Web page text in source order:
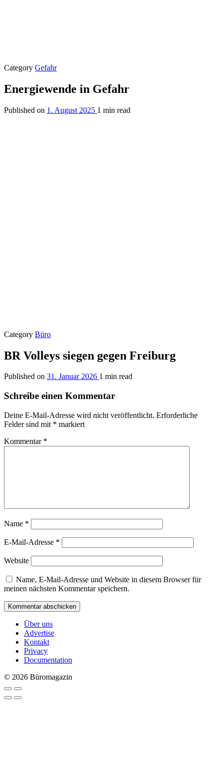
Category Gefahr
Energiewende in Gefahr
Published on 1. August 2025 1 min read
Category Büro
BR Volleys siegen gegen Freiburg
Published on 31. Januar 2026 1 min read
Schreibe einen Kommentar
Deine E-Mail-Adresse wird nicht veröffentlicht. Erforderliche
Felder sind mit * markiert
Kommentar *
Name *
E-Mail-Adresse *
Website
Name, E-Mail-Adresse und Website in diesem Browser für
meinen nächsten Kommentar speichern.
Über uns
Advertise
Kontakt
Privacy
Documentation
© 2026 Büromagazin